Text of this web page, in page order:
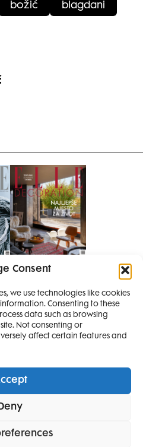
Consent
we use technologies like cookies
Consenting to these
data such as browsing
Not consenting or
affect certain features and
Deny
božić blagdani
na časopis
SE
Elle Style Awards
Decoration
SMANJI
4 IZDANJA
I 2 IZDANJA ELLE
DECORATIONA +
POKLON
SAMO